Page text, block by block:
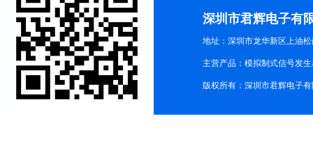
深圳市君辉电子有
地址：深圳市龙华新区上油松
主营产品：模拟制式信号发
版权所有：深圳市君辉电子